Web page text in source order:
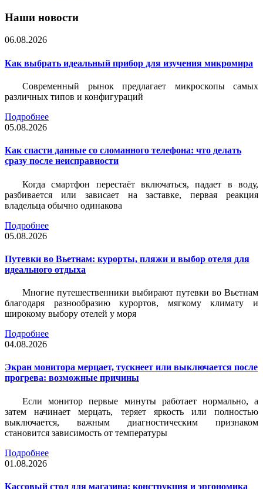
Наши новости
06.08.2026
Как выбрать идеальный прибор для изучения микромира
Современный рынок предлагает микроскопы самых
различных типов и конфигураций
Подробнее
05.08.2026
Как спасти данные со сломанного телефона: что делать
сразу после неисправности
Когда смартфон перестаёт включаться, падает в воду,
разбивается или зависает на заставке, первая реакция
владельца обычно одинакова
Подробнее
05.08.2026
Путевки во Вьетнам: курорты, пляжи и выбор отеля для
идеального отдыха
Многие путешественники выбирают путевки во Вьетнам
благодаря разнообразию курортов, мягкому климату и
широкому выбору отелей у моря
Подробнее
04.08.2026
Экран монитора мерцает, тускнеет или выключается после
прогрева: возможные причины
Если монитор первые минуты работает нормально, а
затем начинает мерцать, теряет яркость или полностью
выключается, важным диагностическим признаком
становится зависимость от температуры
Подробнее
01.08.2026
Кассовый стол для магазина: конструкция и эргономика